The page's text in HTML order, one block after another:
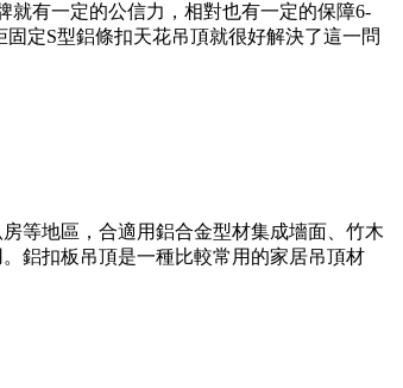
就有一定的公信力，相對也有一定的保障6-
定S型鋁條扣天花吊頂就很好解決了這一問
等地區，合適用鋁合金型材集成墻面、竹木
鋁扣板吊頂是一種比較常用的家居吊頂材